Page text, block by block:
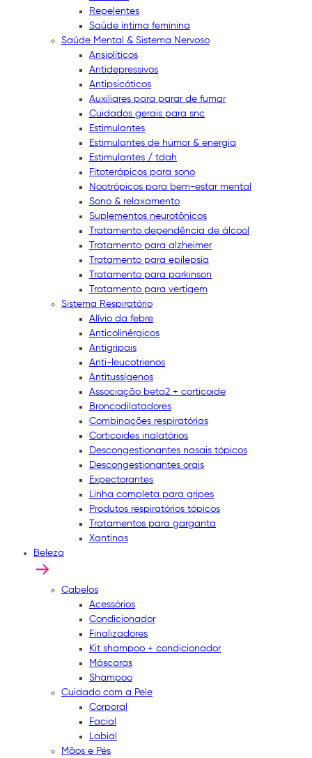
Repelentes
Saúde íntima feminina
Saúde Mental & Sistema Nervoso
Ansiolíticos
Antidepressivos
Antipsicóticos
Auxiliares para parar de fumar
Cuidados gerais para snc
Estimulantes
Estimulantes de humor & energia
Estimulantes / tdah
Fitoterápicos para sono
Nootrópicos para bem-estar mental
Sono & relaxamento
Suplementos neurotônicos
Tratamento dependência de álcool
Tratamento para alzheimer
Tratamento para epilepsia
Tratamento para parkinson
Tratamento para vertigem
Sistema Respiratório
Alívio da febre
Anticolinérgicos
Antigripais
Anti-leucotrienos
Antitussígenos
Associação beta2 + corticoide
Broncodilatadores
Combinações respiratórias
Corticoides inalatórios
Descongestionantes nasais tópicos
Descongestionantes orais
Expectorantes
Linha completa para gripes
Produtos respiratórios tópicos
Tratamentos para garganta
Xantinas
Beleza
Cabelos
Acessórios
Condicionador
Finalizadores
Kit shampoo + condicionador
Máscaras
Shampoo
Cuidado com a Pele
Corporal
Facial
Labial
Mãos e Pés